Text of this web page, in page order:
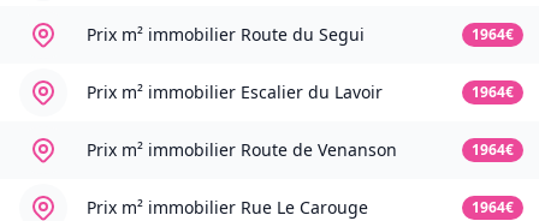
Prix m² immobilier Route du Segui 1964€
Prix m² immobilier Escalier du Lavoir 1964€
Prix m² immobilier Route de Venanson 1964€
Prix m² immobilier Rue Le Carouge 1964€